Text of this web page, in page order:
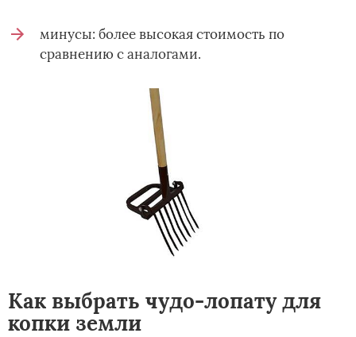
минусы: более высокая стоимость по
сравнению с аналогами.
Как выбрать чудо-лопату для
копки земли